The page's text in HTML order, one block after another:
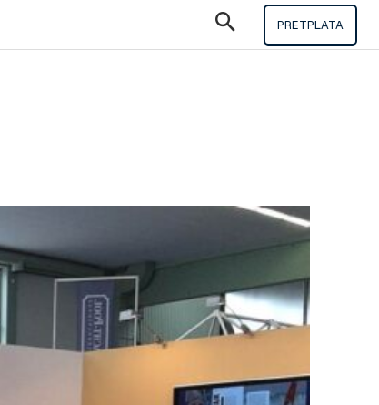
PRETPLATA